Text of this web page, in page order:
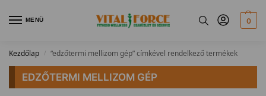
MENÜ 0
Kezdőlap / “edzőtermi mellizom gép” címkével rendelkező termékek
EDZŐTERMI MELLIZOM GÉP